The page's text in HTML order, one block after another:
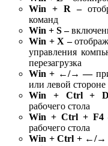
Win + R –
команд
Win + S –
Win + X –
управления
перезагрузка
Win + ←/→ —
или левой стороне
Win + Ctrl+ D
рабочего стола
Win + Ctrl+ F
рабочего стола
Win + Ctrl + ←/→